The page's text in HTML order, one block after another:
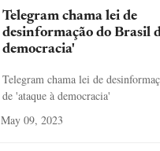
Telegram chama lei de
desinformação do Brasil
democracia'
Telegram chama lei de
de 'ataque à democracia'
May 09, 2023